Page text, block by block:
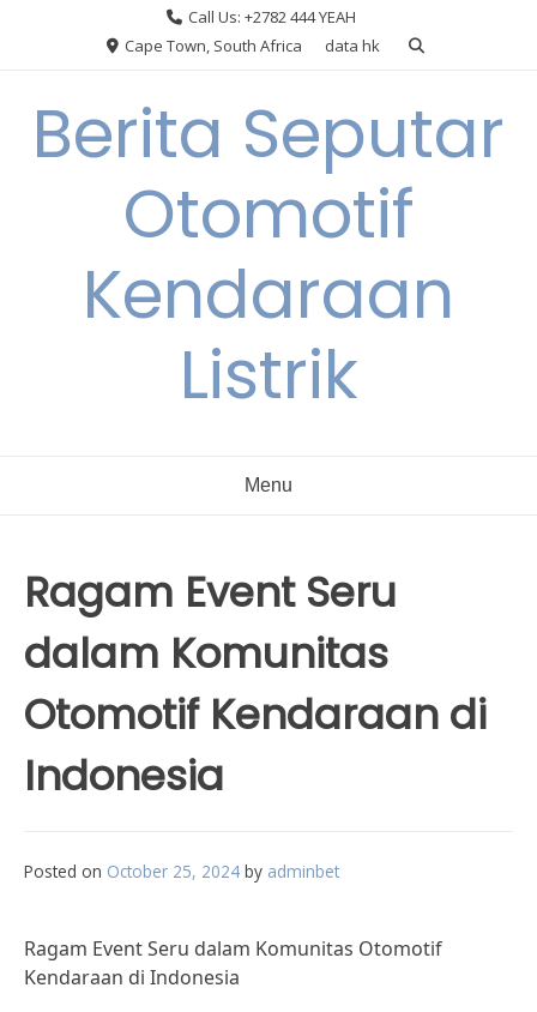
Call Us: +2782 444 YEAH
Cape Town, South Africa
data hk
Berita Seputar
Otomotif
Kendaraan
Listrik
Menu
Ragam Event Seru
dalam Komunitas
Otomotif Kendaraan di
Indonesia
Posted on October 25, 2024 by adminbet
Ragam Event Seru dalam Komunitas Otomotif
Kendaraan di Indonesia